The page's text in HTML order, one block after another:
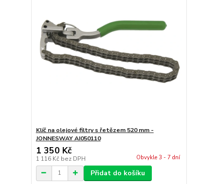
Klíč na olejové filtry s řetězem 520 mm -
JONNESWAY AI050110
1 350 Kč
1 116 Kč bez DPH Obvykle 3 - 7 dní
Přidat do košíku